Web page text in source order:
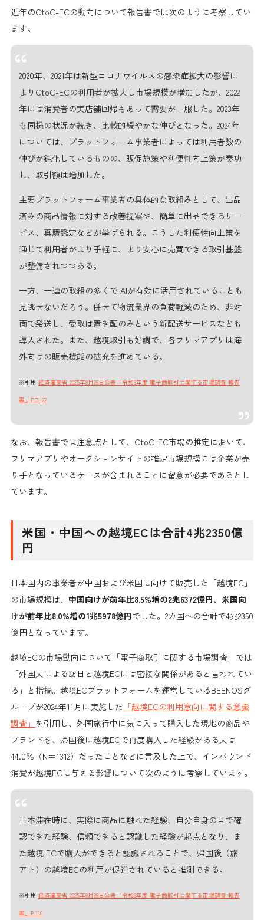
近年のCtoC-ECの動向について報告書では次のように考察してい
ます。
2020年、2021年は新型コロナウイルスの感染症拡大の影響に
よりCtoC-ECの利用者が拡大し市場規模が増加したが、2022
年には消費者の実店舗回帰もあって需要が一服した。2023年
も同様の状況が続き、比較的緩やかな伸びとなった。2024年
については、プラットフォーム事業者によっては利用者数の
伸びが鈍化しているものの、販促施策や利便性向上策が奏功
し、取引額は増加した。
主要プラットフォーム事業者の具体的な取組みとして、出品
済みの商品情報に対する改善提案や、簡単に出品できるサー
ビス、真贋鑑定などが挙げられる。こうした利便性向上策を
通じて利用者がより手軽に、より安心に売買できる取引基盤
が整備されつつある。
一方、一連の取組の多くで AIが有効に活用されていることも
見逃せないだろう。併せて物流業界の負荷軽減のため、非対
面で発送し、受取は置き配のみという新配送サービスなども
導入された。また、越境取引も好調で、各フリマアプリは海
外向けの販売機能の拡充を進めている。
※引用 経済産業省 2025年8月26日公表「令和6年度 電子商取引に関する市場調査 報告
書」P.71,72
なお、報告書では注意点として、CtoC-EC市場の推定において、
フリマアプリやオークションサイトの推定市場規模には企業が売
り手となっているケースが含まれることに留意が必要であるとし
ています。
米国・中国への越境ECは合計4兆2350億
円
日本国内の事業者が中国および米国に向けて販売した「越境EC」
の市場規模は、 中国向けが前年比8.5%増の2兆6372億円、米国向
けが前年比8.0%増の1兆5978億円 でした。2カ国への合計で4兆2350
億円となっています。
越境ECの市場動向について「電子商取引に関する市場調査」では
「外国人による訪日と越境ECには密接な関係があると言われてい
る 」と指摘。越境ECプラットフォームを運営しているBEENOSグ
ループが2024年11月に実施した 「越境ECの利用意向に関する意識
調査」 を引用し、外国旅行中に気に入って購入した現地の商品や
ブランドを、帰国後に越境ECで再度購入した経験がある人は
44.0％（N＝1312）だったことなどに言及した上で、 インバウンド
消費が越境ECに与える影響について次のように考察しています。
日本滞在時に、実際に商品に触れた経験、自分自身の目で確
認できた経験、信頼できると認識した経験が起点となり、ま
た越境 ECで購入ができると認識されることで、帰国後（旅
アト）の越境ECの利用が促進されていると推測できる。
※引用 経済産業省 2025年8月26日公表「令和6年度 電子商取引に関する市場調査 報告
書」P.110